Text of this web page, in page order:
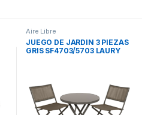
Aire Libre
JUEGO DE JARDIN 3 PIEZAS
GRIS SF4703/5703 LAURY